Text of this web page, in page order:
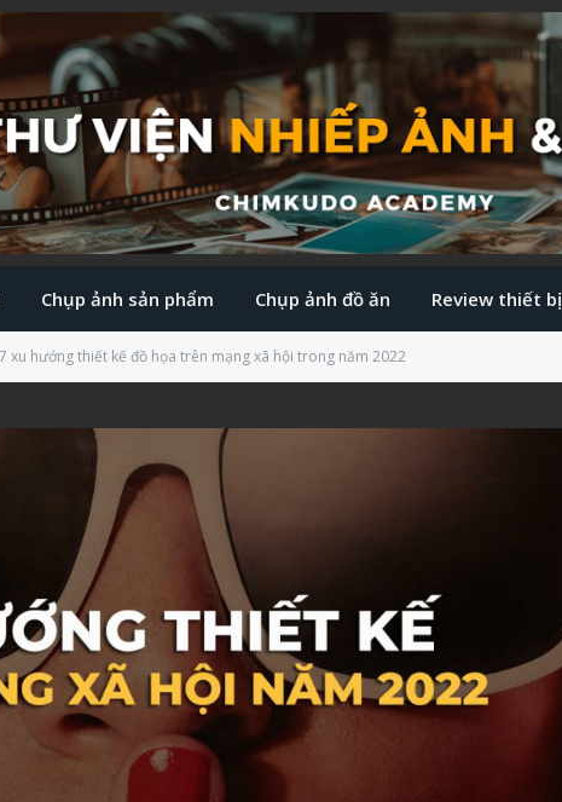
Chụp ảnh sản phẩm Chụp ảnh đồ ăn Review thiết bị
xu hướng thiết kế đồ họa trên mạng xã hội trong năm 2022